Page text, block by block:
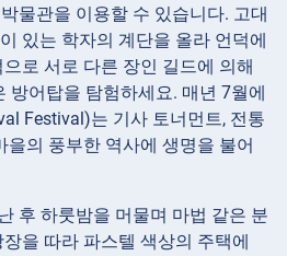
물관을 이용할 수 있습니다. 고대
있는 학자의 계단을 올라 언덕에
로 서로 다른 장인 길드에 의해
방어탑을 탐험하세요. 매년 7월에
Festival)는 기사 토너먼트, 전통
을의 풍부한 역사에 생명을 불어
후 하룻밤을 머물며 마법 같은 분
을 따라 파스텔 색상의 주택에